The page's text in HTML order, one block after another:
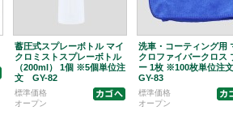
蓄圧式スプレーボトル マイ
クロミストスプレーボトル
（200ml） 1個 ※5個単位注
文 GY-82
標準価格
オープン
洗車・コーティング用
クロファイバークロス
ー 1枚 ※100枚単位注
GY-83
標準価格
オープン